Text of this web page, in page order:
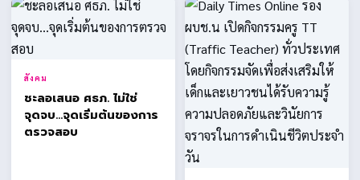
สังคม
ชะลอเสนอ ศธภ. ไม่ใช่
จุดจบ...จุดเริ่มต้นของการ
ตรวจสอบ